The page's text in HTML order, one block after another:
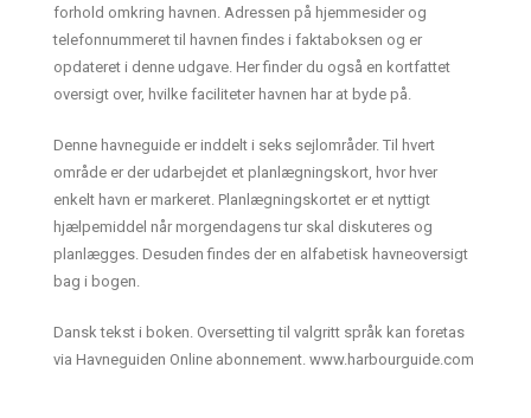
forhold omkring havnen. Adressen på hjemmesider og
telefonnummeret til havnen findes i faktaboksen og er
opdateret i denne udgave. Her finder du også en kortfattet
oversigt over, hvilke faciliteter havnen har at byde på.
Denne havneguide er inddelt i seks sejlområder. Til hvert
område er der udarbejdet et planlægningskort, hvor hver
enkelt havn er markeret. Planlægningskortet er et nyttigt
hjælpemiddel når morgendagens tur skal diskuteres og
planlægges. Desuden findes der en alfabetisk havneoversigt
bag i bogen.
Dansk tekst i boken. Oversetting til valgritt språk kan foretas
via Havneguiden Online abonnement. www.harbourguide.com